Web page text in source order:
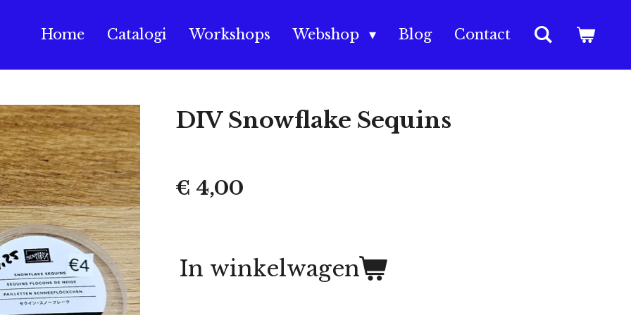
Home Catalogi Workshops Webshop Blog Contact
DIV Snowflake Sequins
€ 4,00
In winkelwagen